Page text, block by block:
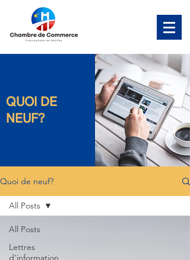
QUOI DE
NEUF?
Quoi de neuf?
All Posts
Lettres
d'information
All Posts